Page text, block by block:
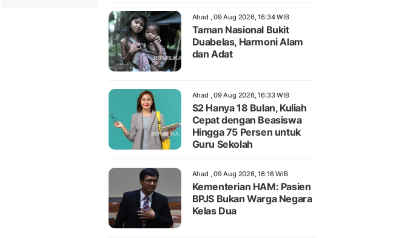
Ahad , 09 Aug 2026, 16:34 WIB
Taman Nasional Bukit
Duabelas, Harmoni Alam
dan Adat
Ahad , 09 Aug 2026, 16:33 WIB
S2 Hanya 18 Bulan, Kuliah
Cepat dengan Beasiswa
Hingga 75 Persen untuk
Guru Sekolah
Ahad , 09 Aug 2026, 16:16 WIB
Kementerian HAM: Pasien
BPJS Bukan Warga Negara
Kelas Dua